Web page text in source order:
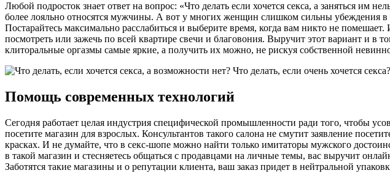
Любой подросток знает ответ на вопрос: «Что делать если хочется секса, а заняться им
более лояльно относятся мужчины. А вот у многих женщин слишком сильны убеждения в
Постарайтесь максимально расслабиться и выберите время, когда вам никто не
посмотреть или зажечь по всей квартире свечи и благовония. Выручит этот вариант и в
клиторальные оргазмы самые яркие, а получить их можно, не рискуя собственной
Помощь современных технологий
Сегодня работает целая индустрия специфической промышленности ради того, чтобы
посетите магазин для взрослых. Консультантов такого салона не смутит заявление
красках. И не думайте, что в секс-шопе можно найти только имитаторы мужского
в такой магазин и стесняетесь общаться с продавцами на личные темы, вас выручит
Заботятся такие магазины и о репутации клиента, ваш заказ придет в нейтральной